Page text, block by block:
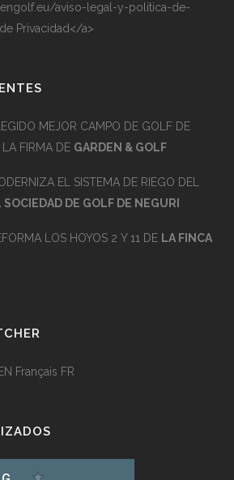
aviso-legal-y-politica-de-
Privacidad</a>
MEJOR CAMPO DE GOLF DE
FIRMA DE GARDEN & GOLF
EL SISTEMA DE RIEGO DEL
SOCIEDAD DE GOLF DE NEGURI
LOS HOYOS 2 Y 11 DE LA FINCA
EN Français FR